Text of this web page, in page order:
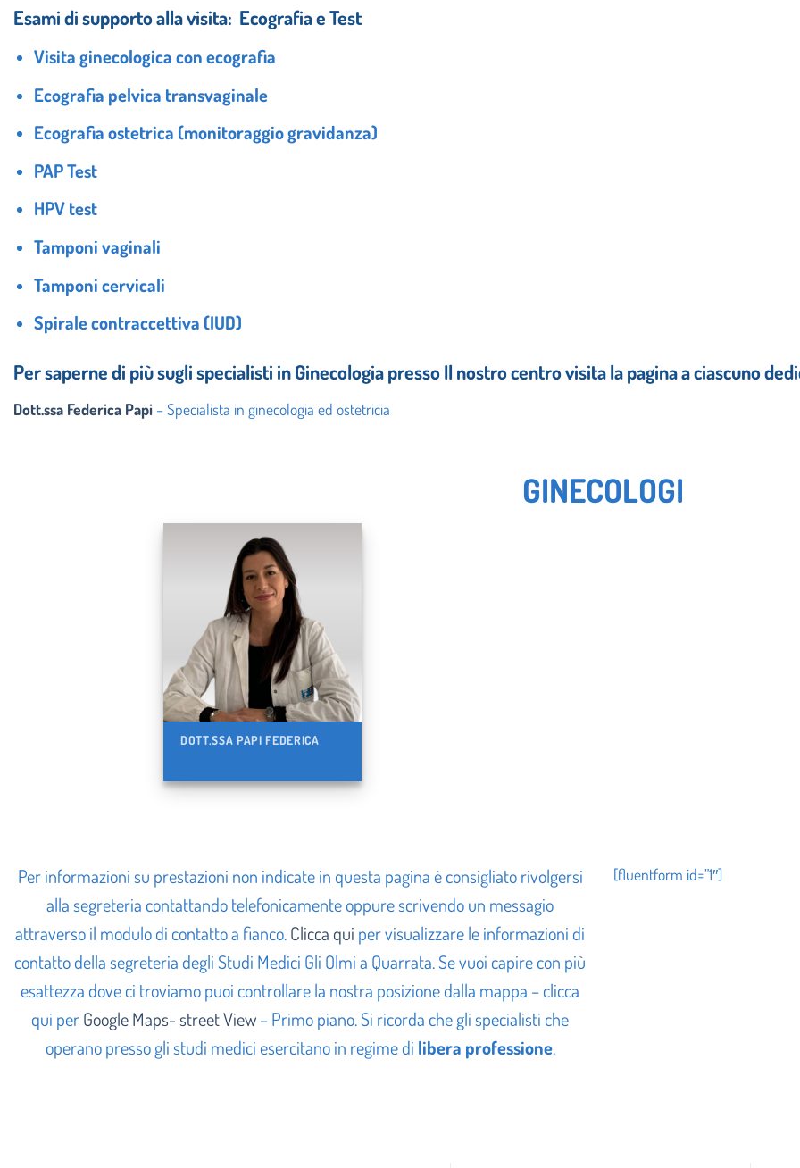
Esami di supporto alla visita: Ecografia e Test
Visita ginecologica con ecografia
Ecografia pelvica transvaginale
Ecografia ostetrica (monitoraggio gravidanza)
PAP Test
HPV test
Tamponi vaginali
Tamponi cervicali
Spirale contraccettiva (IUD)
Per saperne di più sugli specialisti in Ginecologia presso Il nostro centro visita la pagina a ciascuno
Dott.ssa Federica Papi – Specialista in ginecologia ed ostetricia
GINECOLOGI
DOTT.SSA PAPI FEDERICA
Per informazioni su prestazioni non indicate in questa pagina è consigliato rivolgersi
alla segreteria contattando telefonicamente oppure scrivendo un messagio
attraverso il modulo di contatto a fianco.Clicca qui per visualizzare le informazioni di
contatto della segreteria degli Studi Medici Gli Olmi a Quarrata. Se vuoi capire con più
esattezza dove ci troviamo puoi controllare la nostra posizione dalla mappa – clicca
qui perGoogle Maps- street View– Primo piano.Si ricorda che gli specialisti che
operano presso gli studi medici esercitano in regime di libera professione.
[fluentform id=”1″]